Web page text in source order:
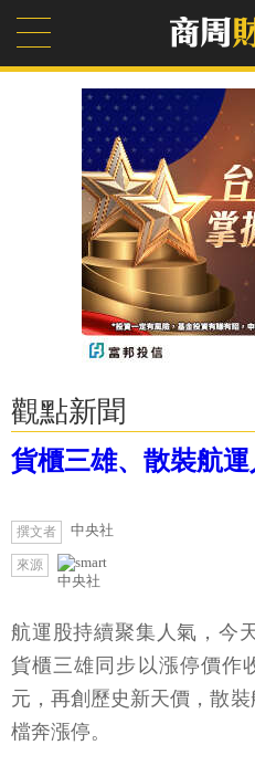
觀點新聞
貨櫃三雄、散裝航
撰文者 中央社
來源
中央社
航運股持續聚集人氣，今
貨櫃三雄同步以漲停價作
元，再創歷史新天價，散
檔奔漲停。